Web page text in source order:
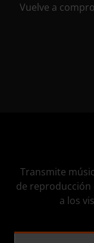
Vuelve a
Transmite
de reproducción
a los